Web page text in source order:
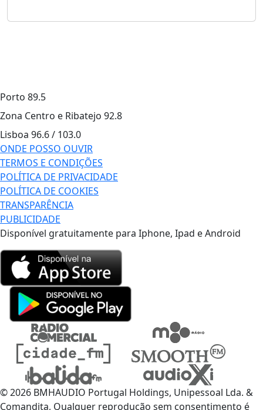
Porto 89.5
Zona Centro e Ribatejo 92.8
Lisboa 96.6 / 103.0
ONDE POSSO OUVIR
TERMOS E CONDIÇÕES
POLÍTICA DE PRIVACIDADE
POLÍTICA DE COOKIES
TRANSPARÊNCIA
PUBLICIDADE
Disponível gratuitamente para Iphone, Ipad e Android
© 2026 BMHAUDIO Portugal Holdings, Unipessoal Lda. &
Comandita, Qualquer reprodução sem consentimento é